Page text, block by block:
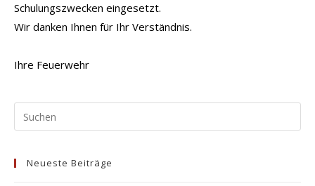
Schulungszwecken eingesetzt.
Wir danken Ihnen für Ihr Verständnis.
Ihre Feuerwehr
Neueste Beiträge